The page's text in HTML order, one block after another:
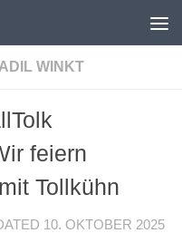
WINKT
feiern
Tollkühn
10. OKTOBER 2025